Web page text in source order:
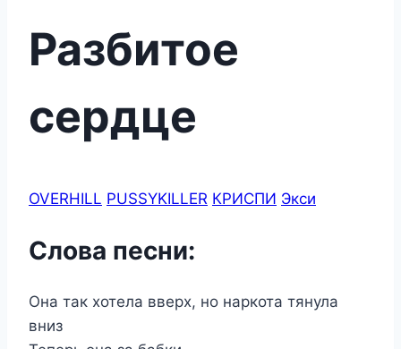
Разбитое
сердце
OVERHILL PUSSYKILLER КРИСПИ Экси
Слова песни:
Она так хотела вверх, но наркота тянула
вниз